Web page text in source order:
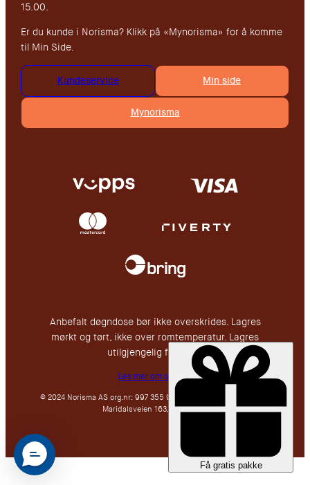
15.00.
Er du kunde i Norisma? Klikk på «Mynorisma» for å komme
til Min Side.
Min side
Kundeservice
Mynorisma
Anbefalt døgndose bør ikke overskrides. Lagres
mørkt og tørt, ikke over romtemperatur. Lagres
utilgjengelig for barn.
Les mer om oss her
© 2024 Norisma AS org.nr: 997 355 911, en del av Nutricos Group.
Maridalsveien 163, 0461 Oslo.